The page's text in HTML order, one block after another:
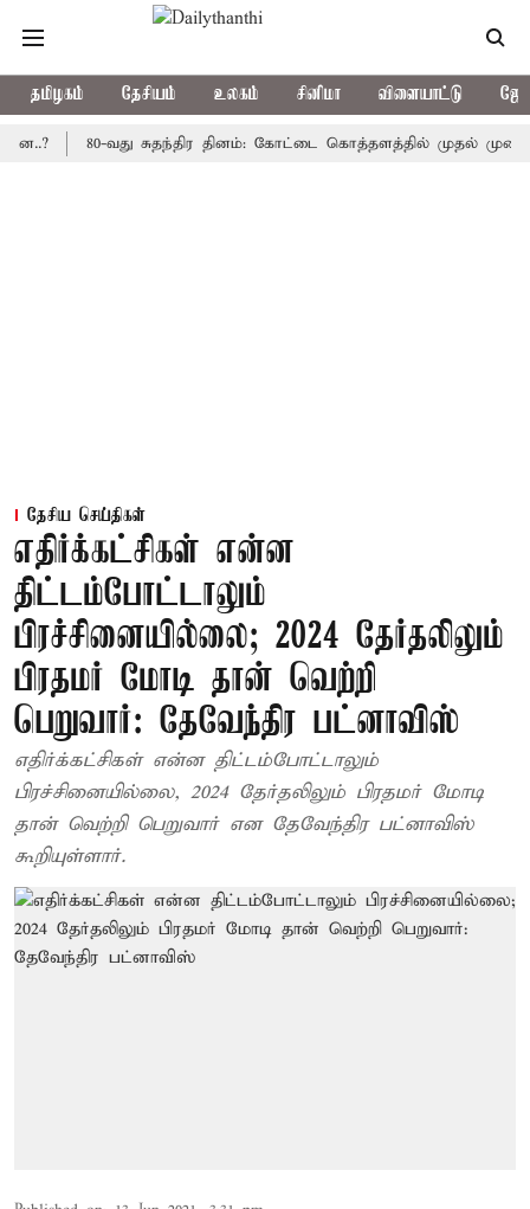
தமிழகம் தேசியம் உலகம் சினிமா விளையாட்டு
80-வது சுதந்திர தினம்: கோட்டை கொத்தளத்தில் முதல் முறையாக
தேசிய செய்திகள்
எதிர்க்கட்சிகள் என்ன
திட்டம்போட்டாலும்
பிரச்சினையில்லை; 2024 தேர்தலிலும்
பிரதமர் மோடி தான் வெற்றி
பெறுவார்: தேவேந்திர பட்னாவிஸ்
எதிர்க்கட்சிகள் என்ன திட்டம்போட்டாலும்
பிரச்சினையில்லை, 2024 தேர்தலிலும் பிரதமர் மோடி
தான் வெற்றி பெறுவார் என தேவேந்திர பட்னாவிஸ்
கூறியுள்ளார்.